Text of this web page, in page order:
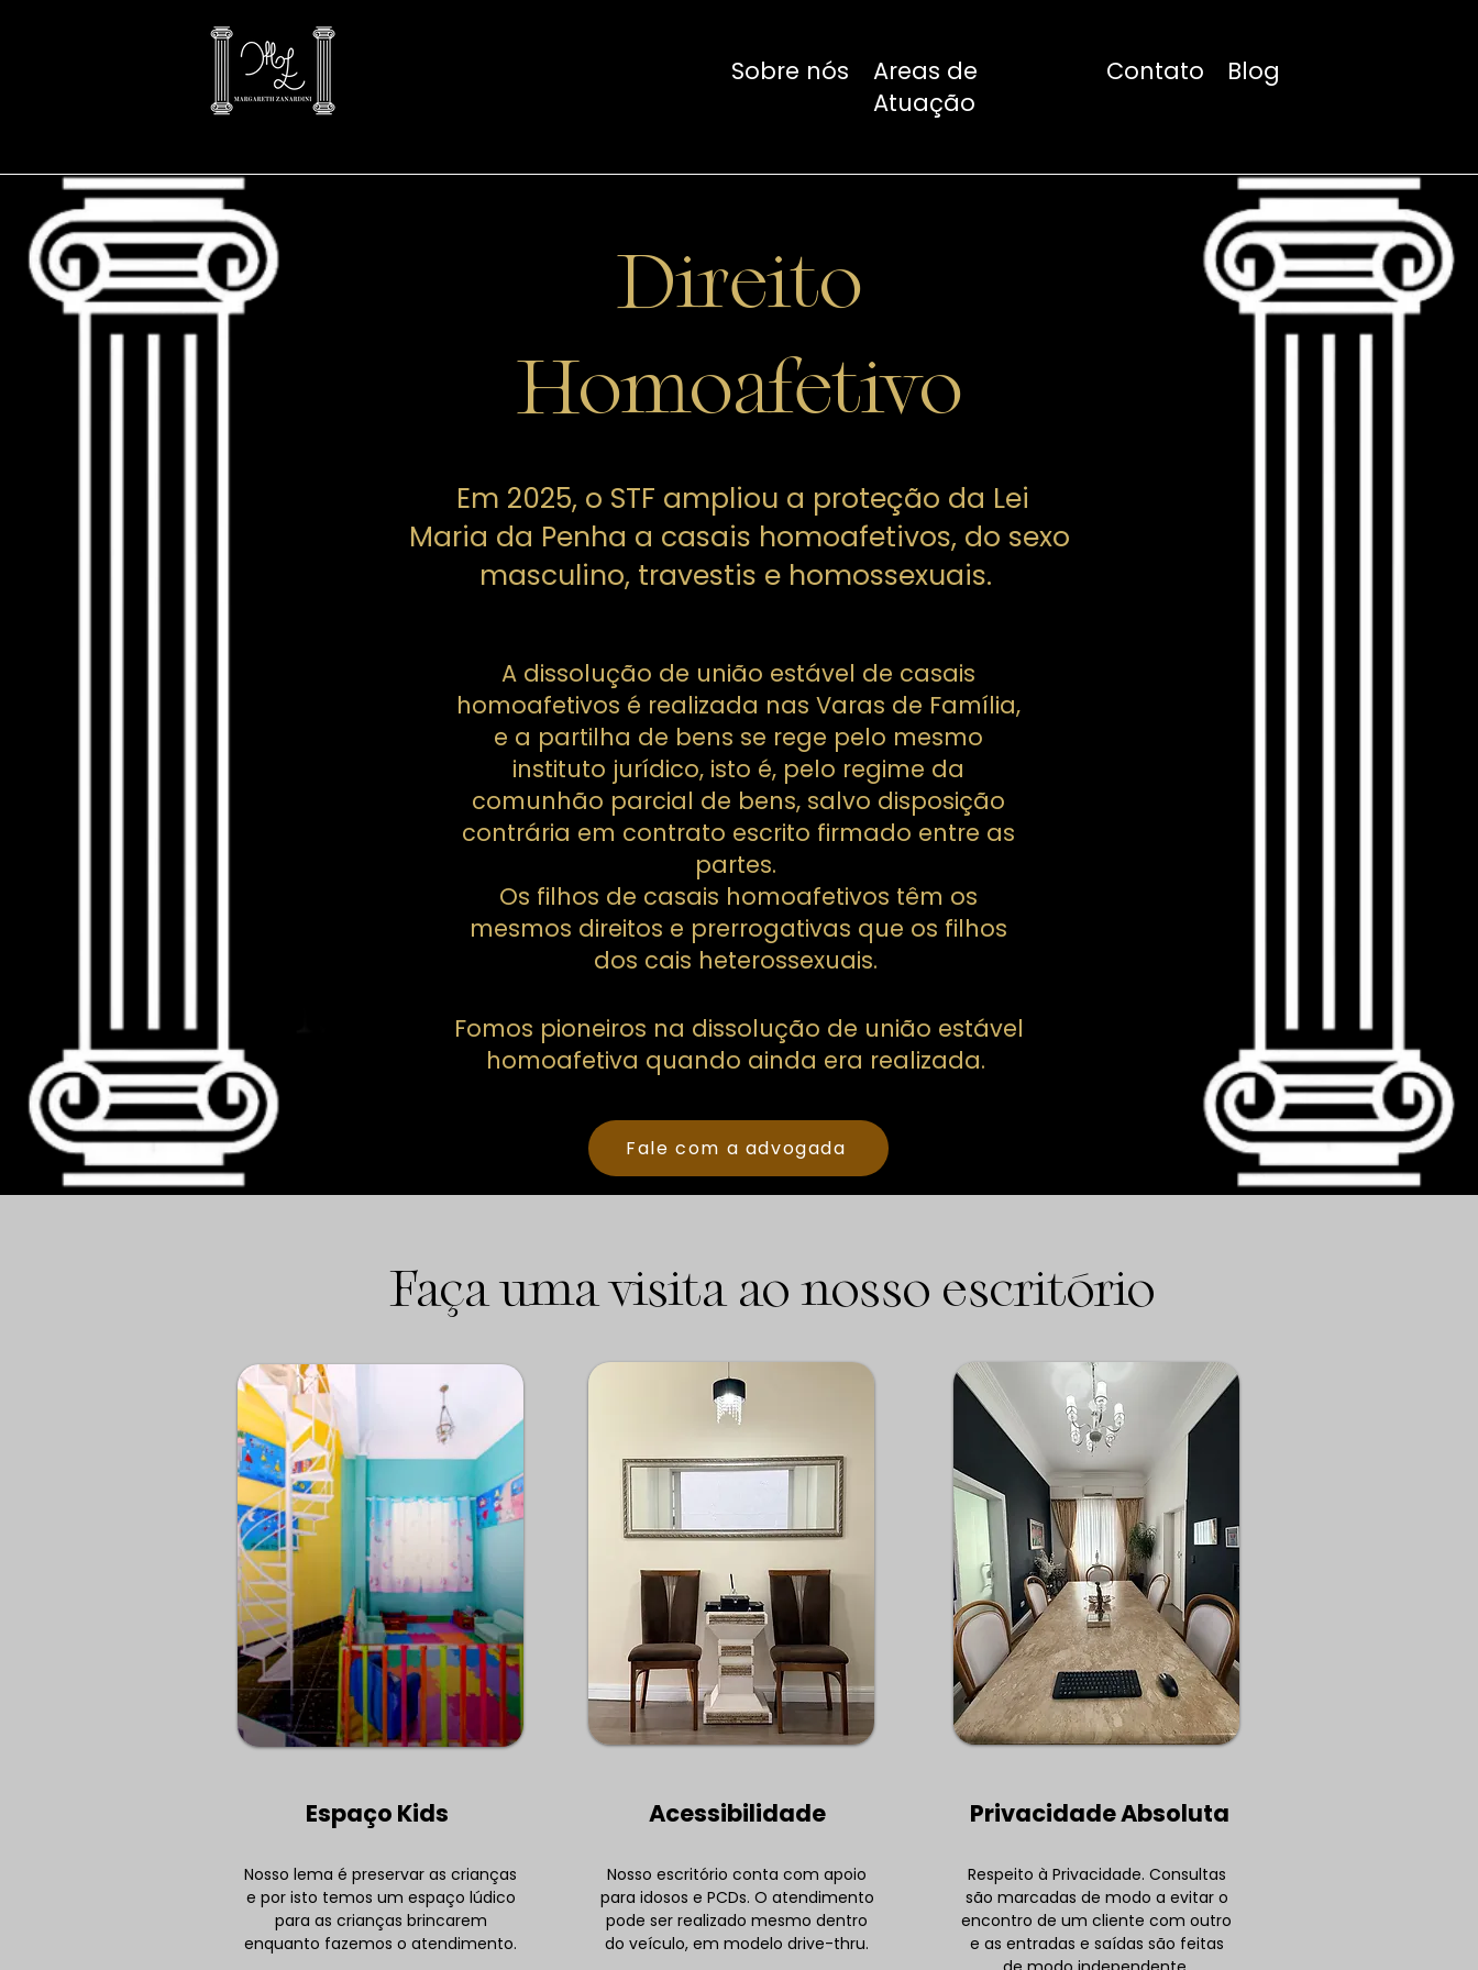
Sobre nós
Areas de
Atuação
Contato Blog
Direito
Homoafetivo
Em 2025, o STF ampliou a proteção da Lei
Maria da Penha a casais homoafetivos, do sexo
masculino, travestis e homossexuais.
A dissolução de união estável de casais
homoafetivos é realizada nas Varas de Família,
e a partilha de bens se rege pelo mesmo
instituto jurídico, isto é, pelo regime da
comunhão parcial de bens, salvo disposição
contrária em contrato escrito firmado entre as
partes.
Os filhos de casais homoafetivos têm os
mesmos direitos e prerrogativas que os filhos
dos cais heterossexuais.
Fale com a advogada
Fomos pioneiros na dissolução de união estável
homoafetiva quando ainda era realizada.
Faça uma visita ao nosso escritório
Espaço Kids
Nosso lema é preservar as crianças
e por isto temos um espaço lúdico
para as crianças brincarem
enquanto fazemos o atendimento.
Acessibilidade
Nosso escritório conta com apoio
para idosos e PCDs. O atendimento
pode ser realizado mesmo dentro
do veículo, em modelo drive-thru.
Privacidade Absoluta
Respeito à Privacidade. Consultas
são marcadas de modo a evitar o
encontro de um cliente com outro
e as entradas e saídas são feitas